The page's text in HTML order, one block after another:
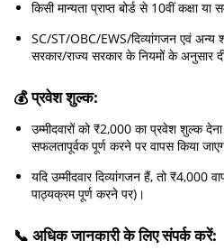
किसी मान्यता प्राप्त बोर्ड से 10वीं कक्षा या
SC/ST/OBC/EWS/दिव्यांगजन एवं अन्य
सरकार/राज्य सरकार के नियमों के अनुसार
💰प्रवेश शुल्क:
उम्मीदवारों को ₹2,000 का प्रवेश शुल्क
सफलतापूर्वक पूर्ण करने पर वापस किया
यदि उम्मीदवार दिव्यांगजन हैं, तो ₹4,000
पाठ्यक्रम पूर्ण करने पर)।
📞 अधिक जानकारी के लिए संपर्क करें: